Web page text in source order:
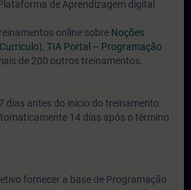
de Aprendizagem digital
online sobre Noções
, TIA Portal – Programação
de 200 outros treinamentos.
dias antes do inicio do treinamento
14 dias após o término
fornecer a base de Programação